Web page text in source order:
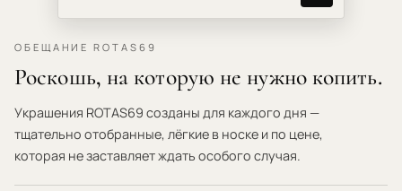
ОБЕЩАНИЕ ROTAS69
Роскошь, на которую не нужно копить.
Украшения ROTAS69 созданы для каждого дня —
тщательно отобранные, лёгкие в носке и по цене,
которая не заставляет ждать особого случая.